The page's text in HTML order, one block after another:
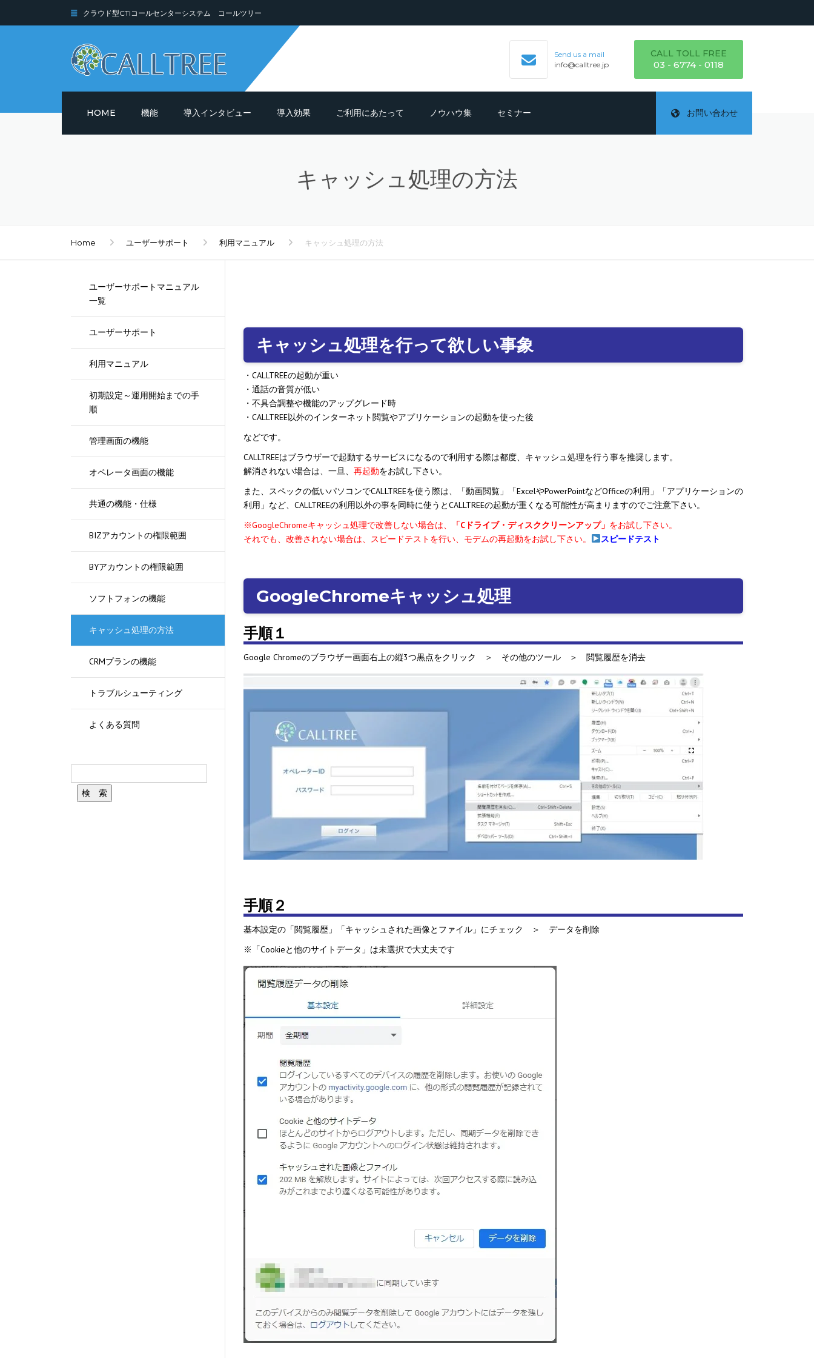
クラウド型CTIコールセンターシステム コールツリー
Send us a mail
info@calltree.jp
CALL TOLL FREE
03 - 6774 - 0118
お問い合わせ
HOME 機能 導入インタビュー 導入効果
導入効果シュミレーション
ご利用にあたって
ご利用までの流れ
ノウハウ集
CTIシステムとは？導入メリットもご
紹介
テレマーケティングシステム機能詳
コールセンターの言葉遣いを総ざら
い！
インサイドセールスツールのおすす
め6種！
セミナー
キャッシュ処理の方法
Home ユーザーサポート 利用マニュアル キャッシュ処理の方法
ユーザーサポートマニュアル
一覧
ユーザーサポート
利用マニュアル
初期設定～運用開始までの手
順
管理画面の機能
オペレータ画面の機能
共通の機能・仕様
BIZアカウントの権限範囲
BYアカウントの権限範囲
ソフトフォンの機能
キャッシュ処理の方法
CRMプランの機能
トラブルシューティング
よくある質問
キャッシュ処理を行って欲しい事象
・CALLTREEの起動が重い
・通話の音質が低い
・不具合調整や機能のアップグレード時
・CALLTREE以外のインターネット閲覧やアプリケーションの起動を使った後
などです。
CALLTREEはブラウザーで起動するサービスになるので利用する際は都度、キャッシュ処理を行う事を推奨します。
解消されない場合は、一旦、 再起動をお試し下さい。
また、スペックの低いパソコンでCALLTREEを使う際は、「動画閲覧」「ExcelやPowerPointなどOfficeの利用」「アプリケーションの
利用」など、CALLTREEの利用以外の事を同時に使うとCALLTREEの起動が重くなる可能性が高まりますのでご注意下さい。
※GoogleChromeキャッシュ処理で改善しない場合は、
「Cドライブ・ディスククリーンアップ」 をお試し下さい。
それでも、改善されない場合は、スピードテストを行い、モデムの再起動をお試し下さい。
スピードテスト
GoogleChromeキャッシュ処理
手順１
Google Chromeのブラウザー画面右上の縦3つ黒点をクリック ＞ その他のツール ＞ 閲覧履歴を消去
手順２
基本設定の「閲覧履歴」「キャッシュされた画像とファイル」にチェック ＞ データを削除
※「Cookieと他のサイトデータ」は未選択で大丈夫です